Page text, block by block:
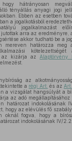
hátrányosan
tényállás anyagi jogi
Ebben az esetben
a jogalkotásból
jogalkalmazást
arra az eredményre,
akkor tudható be a
mereven határozza meg
az kizárja az Alaptörvény
az
a régi Art. és az Art.
a vizsgálat hangsúlyát a
az adó
határozat indokolásának
hogy az elévülés fő
oknál fogva, hogy a
indokolásának IV/